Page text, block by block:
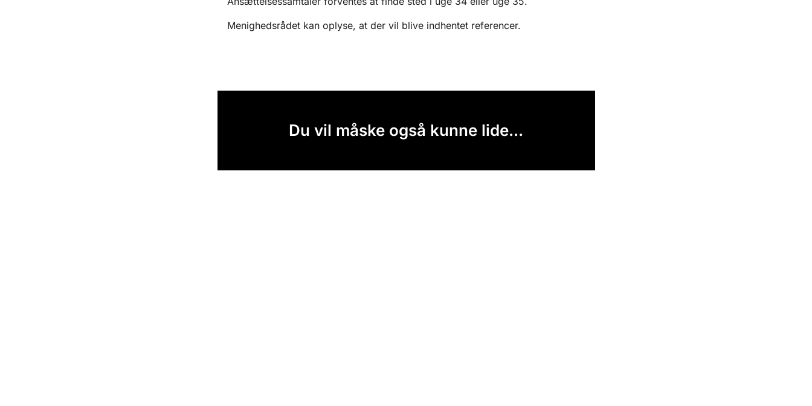
Menighedsrådet kan oplyse, at der vil blive indhentet referencer.
Du vil måske også kunne lide...